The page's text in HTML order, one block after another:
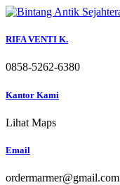
Skip
content
RIFA VENTI K.
0858-5262-6380
Kantor Kami
Lihat Maps
Email
ordermarmer@gmail.com